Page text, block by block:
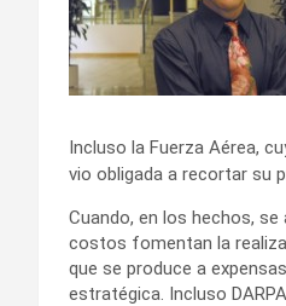
Incluso la Fuerza Aérea,
vio obligada a recortar su
Cuando, en los hechos,
costos fomentan la
que se produce a
estratégica. Incluso